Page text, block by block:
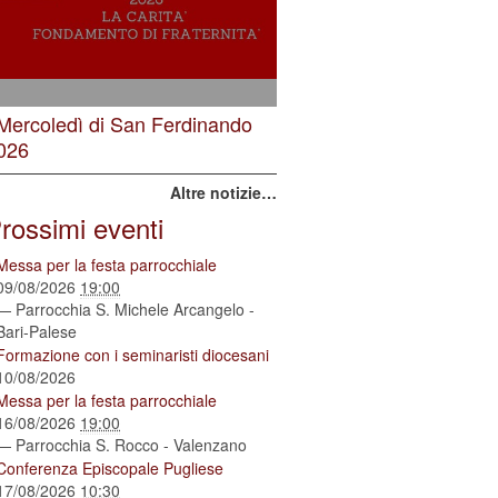
di San Ferdinando
Altre notizie…
eventi
per la festa parrocchiale
08/2026 19:00
Parrocchia S. Michele Arcangelo -
Palese
con i seminaristi diocesani
08/2026
per la festa parrocchiale
08/2026 19:00
Parrocchia S. Rocco - Valenzano
Episcopale Pugliese
08/2026 10:30